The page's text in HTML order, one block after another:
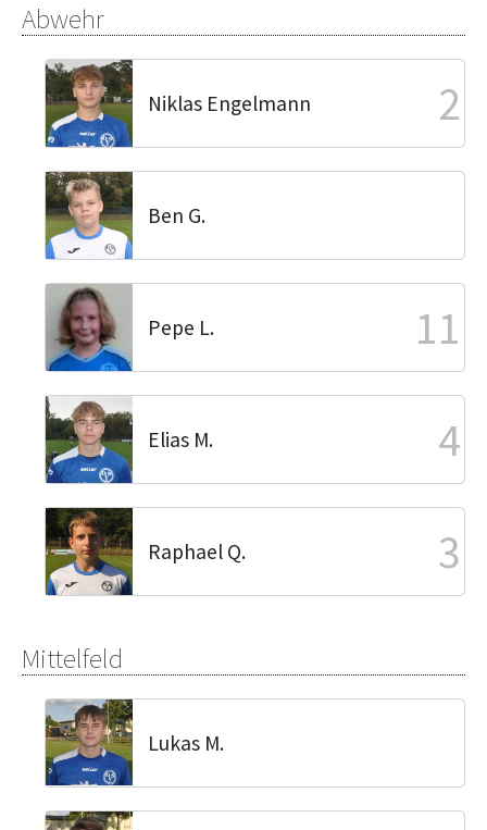
Abwehr
Niklas Engelmann 2
Ben G.
Pepe L. 11
Elias M. 4
Raphael Q. 3
Mittelfeld
Lukas M.